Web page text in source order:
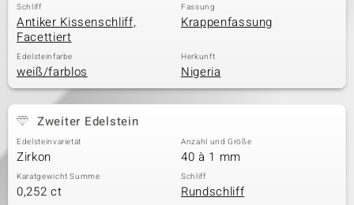
Schliff
Antiker Kissenschliff,
Facettiert
Fassung
Krappenfassung
Edelsteinfarbe
weiß/farblos
Herkunft
Nigeria
Zweiter Edelstein
Edelsteinvarietät
Zirkon
Anzahl und Größe
40 à 1 mm
Karatgewicht Summe
0,252 ct
Schliff
Rundschliff